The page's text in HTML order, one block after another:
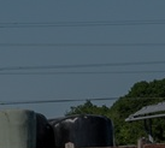
mogelijke